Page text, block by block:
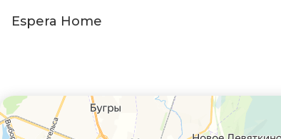
Espera Home